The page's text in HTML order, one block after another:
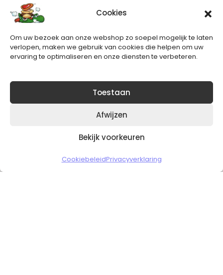
Cookies
Om uw bezoek aan onze webshop zo soepel mogelijk te laten
verlopen, maken we gebruik van cookies die helpen om uw
ervaring te optimaliseren en onze diensten te verbeteren.
Toestaan
Afwijzen
Bekijk voorkeuren
CookiebeleidPrivacyverklaring
Nieuwsbrief
Blijft op de hoogte van het laatste nieuws.